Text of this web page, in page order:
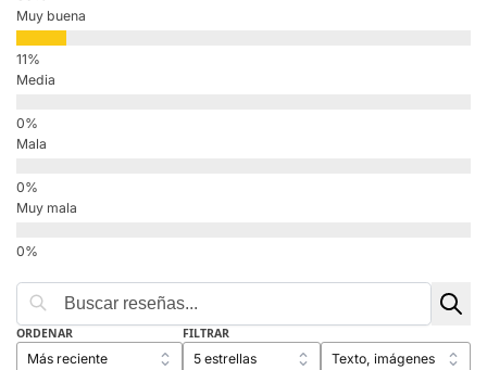
Muy buena
Media
Mala
Muy mala
ORDENAR FILTRAR